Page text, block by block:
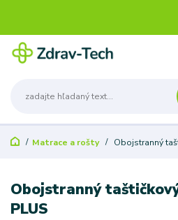
Matrace a rošty Obojstranný
Obojstranný
PLUS